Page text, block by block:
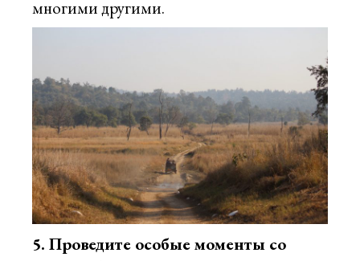
многими другими.
5. Проведите особые моменты со